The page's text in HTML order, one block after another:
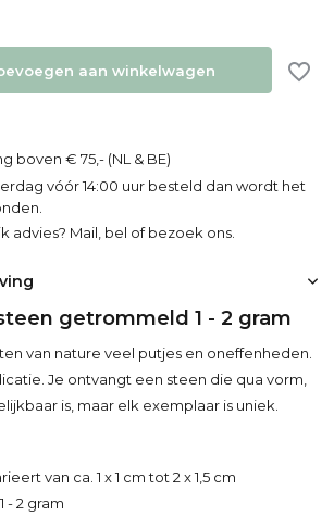
aan winkelwagen
boven € 75,- (NL & BE)
vóór 14:00 uur besteld dan wordt het
advies? Mail, bel of bezoek ons.
getrommeld 1 - 2 gram
van nature veel putjes en oneffenheden.
Je ontvangt een steen die qua vorm,
is, maar elk exemplaar is uniek.
van ca. 1 x 1 cm tot 2 x 1,5 cm
- 2 gram